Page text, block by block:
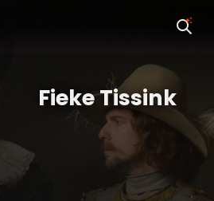
Fieke Tissink